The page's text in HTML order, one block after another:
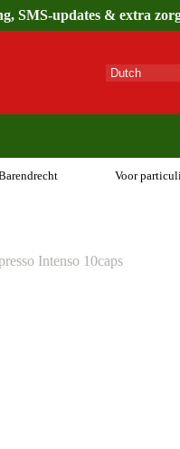
SMS-updates & extra
Voor
Intenso 10caps